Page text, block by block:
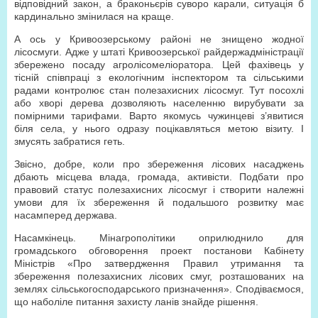
відповідний закон, а браконьєрів суворо карали, ситуація б
кардинально змінилася на краще.
А ось у Кривоозерському районі не знищено жодної
лісосмуги. Адже у штаті Кривоозерської райдерж­адміністрації
збережено посаду агролісомеліоратора. Цей фахівець у
тісній спів­праці з екологічним інспектором та сільськими
радами контролює стан полезахисних лісосмуг. Тут посохлі
або хворі дерева дозволяють населенню вирубувати за
помірними тарифами. Варто якомусь чужинцеві з’явитися
біля села, у нього одразу поцікавляться метою візиту. І
змусять забратися геть.
Звісно, добре, коли про збереження лісових насаджень
дбають місцева влада, громада, активісти. Подбати про
правовий статус полезахисних лісосмуг і створити належні
умови для їх збереження й подальшого розвитку має
насамперед держава.
Насамкінець. Мінагрополітики оприлюднило для
громадського обговорення проект постанови Кабінету
Міністрів «Про затвердження Правил утримання та
збереження полезахисних лісових смуг, розташованих на
землях сільськогосподарського призначення». Сподіваємося,
що наболіле питання захисту ланів знайде рішення.